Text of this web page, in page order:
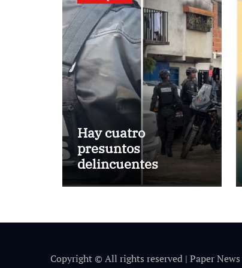
Hay cuatro
presuntos
delincuentes
Copyright © All rights reserved | Paper News